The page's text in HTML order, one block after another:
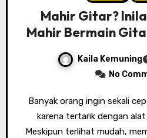
Mahir Gitar?
Mahir Bermain
Kaila Kemuning
No
Banyak orang ingin sekali cepat mahir bermain gitar
karena tertarik dengan
Meskipun terlihat mudah,